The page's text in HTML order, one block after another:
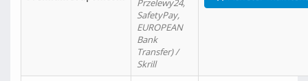
Przelewy24,
SafetyPay,
EUROPEAN
Bank
Transfer) /
Skrill